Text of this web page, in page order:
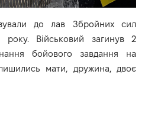
до лав Збройних сил
року. Військовий загинув 2
бойового завдання на
мати, дружина, двоє